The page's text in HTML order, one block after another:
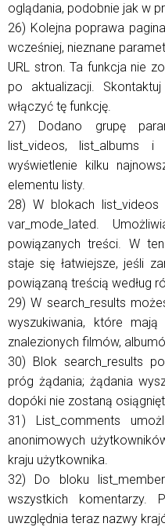
oglądania, podobnie jak w
26) Kolejna poprawa
wcześniej, nieznane
URL stron. Ta funkcja nie
po aktualizacji.
włączyć tę funkcję.
27) Dodano grupę
list_videos, list_albums i
wyświetlenie kilku
elementu listy.
28) W blokach
var_mode_lated.
powiązanych treści. W
staje się łatwiejsze, jeśli
powiązaną treścią według
29) W search_results
wyszukiwania, które
znalezionych filmów,
30) Blok search_results
próg żądania; żądania
dopóki nie zostaną
31) List_comments
anonimowych
kraju użytkownika.
32) Do bloku
wszystkich komentarzy.
uwzględnia teraz nazwy